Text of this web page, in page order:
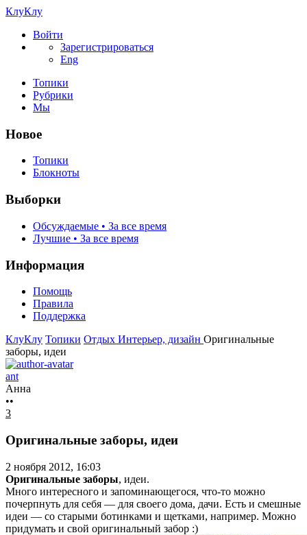
КлуКлу
Войти
Зарегистрироваться
Eng
Топики
Рубрики
Мы
Новое
Топики
Блокноты
Выборки
Обсуждаемые • За все время
Лучшие • За все время
Информация
Помощь
Правила
Поддержка
КлуКлу Топики Отдых Интерьер, дизайн Оригинальные
заборы, идеи
ant
Анна
••
3
Оригинальные заборы, идеи
2 ноября 2012, 16:03
Оригинальные заборы, идеи.
Много интересного и запоминающегося, что-то можно
почерпнуть для себя — для своего дома, дачи. Есть и смешные
идеи — со старыми ботинками и щетками, например. Можно
придумать и свой оригинальный забор :)